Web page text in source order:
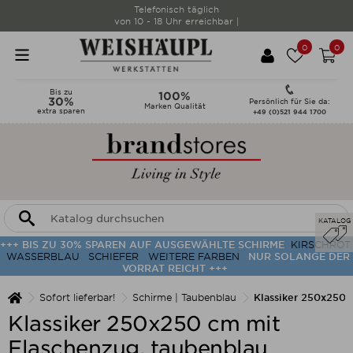
Telefonisch täglich
von 10 - 18 Uhr erreichbar |
0 0
Bis zu
30%
extra sparen
100%
Marken Qualität
Persönlich für Sie da:
+49 (0)521 944 1700
+++ BIS ZU 30% SPAREN AUF AUSGEWÄHLTE SCHIRME KIRSCHROT
WASSERBLAU
SCHIEFER WEITERE FARBEN
NUR SOLANGE DER
VORRAT REICHT +++
Sofort lieferbar! Schirme | Taubenblau Klassiker 250x250
Klassiker 250x250 cm mit
Flaschenzug, taubenblau
KATALOG